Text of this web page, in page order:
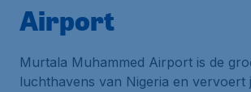
Airport
Murtala Muhammed Airport is de
luchthavens van Nigeria en vervoert